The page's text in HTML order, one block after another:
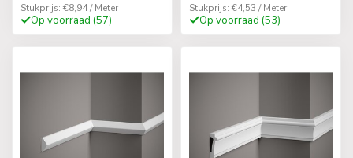
Stukprijs: €8,94 / Meter
Op voorraad (57)
Stukprijs: €4,53 / Meter
Op voorraad (53)